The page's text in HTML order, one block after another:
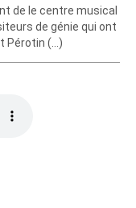
ici
de le centre musical
de génie qui ont
Pérotin (…)